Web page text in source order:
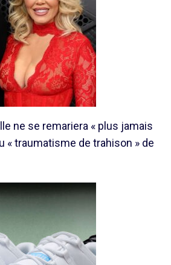
ne se remariera « plus jamais
« traumatisme de trahison » de